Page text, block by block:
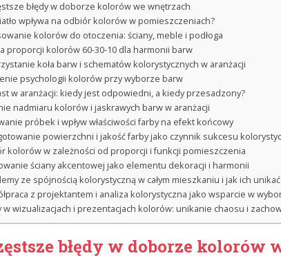
błędy w doborze kolorów we wnętrzach
wpływa na odbiór kolorów w pomieszczeniach?
kolorów do otoczenia: ściany, meble i podłoga
proporcji kolorów 60-30-10 dla harmonii barw
koła barw i schematów kolorystycznych w aranżacji
psychologii kolorów przy wyborze barw
w aranżacji: kiedy jest odpowiedni, a kiedy przesadzony?
nadmiaru kolorów i jaskrawych barw w aranżacji
próbek i wpływ właściwości farby na efekt końcowy
powierzchni i jakość farby jako czynnik sukcesu
kolorów w zależności od proporcji i funkcji pomieszczenia
ściany akcentowej jako elementu dekoracji i harmonii
ze spójnością kolorystyczną w całym mieszkaniu i jak ich unikać
z projektantem i analiza kolorystyczna jako wsparcie w
w wizualizacjach i prezentacjach kolorów: unikanie chaosu i
błędy w doborze kolorów